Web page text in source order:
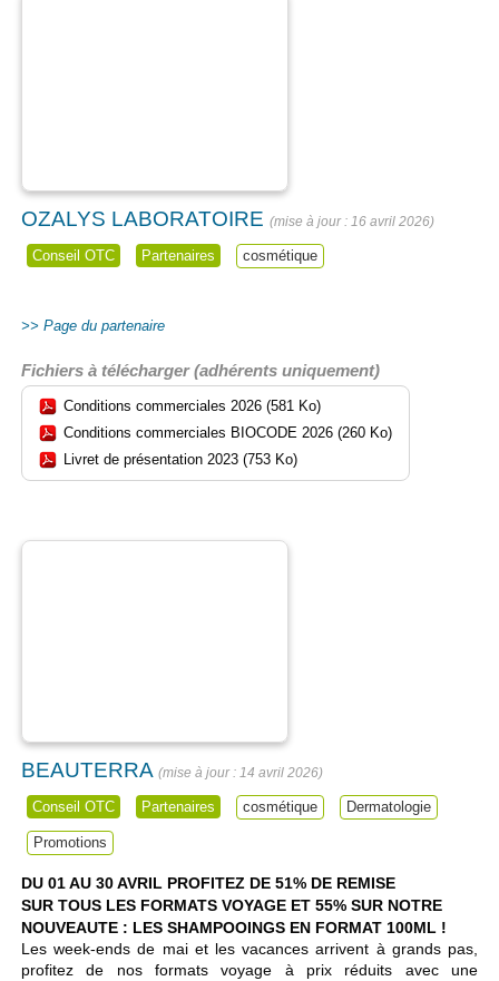
OZALYS LABORATOIRE 16 avril 2026
Conseil OTC Partenaires cosmétique
Page du partenaire
Fichiers à télécharger (adhérents uniquement)
Conditions commerciales 2026 (581 Ko)
Conditions commerciales BIOCODE 2026 (260 Ko)
Livret de présentation 2023 (753 Ko)
BEAUTERRA 14 avril 2026
Conseil OTC Partenaires cosmétique Dermatologie
Promotions
DU 01 AU 30 AVRIL PROFITEZ DE 51% DE REMISE
SUR TOUS LES FORMATS VOYAGE ET 55% SUR NOTRE
NOUVEAUTE : LES SHAMPOOINGS EN FORMAT 100ML !
Les week-ends de mai et les vacances arrivent à grands pas,
profitez de nos formats voyage à prix réduits avec une